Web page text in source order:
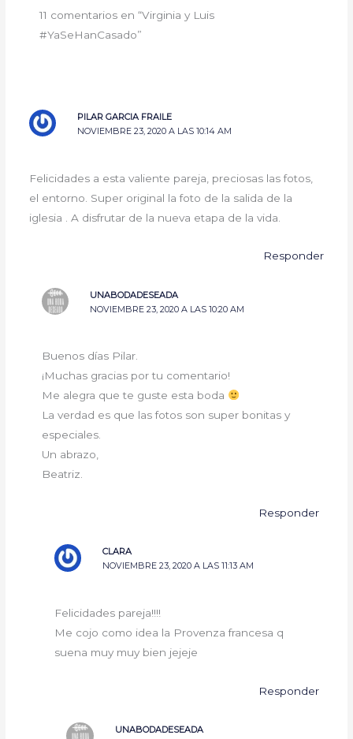
11 comentarios en “Virginia y Luis
#YaSeHanCasado”
PILAR GARCIA FRAILE
NOVIEMBRE 23, 2020 A LAS 10:14 AM
Felicidades a esta valiente pareja, preciosas las fotos,
el entorno. Super original la foto de la salida de la
iglesia . A disfrutar de la nueva etapa de la vida.
Responder
UNABODADESEADA
NOVIEMBRE 23, 2020 A LAS 10:20 AM
Buenos días Pilar.
¡Muchas gracias por tu comentario!
Me alegra que te guste esta boda
La verdad es que las fotos son super bonitas y
especiales.
Un abrazo,
Beatriz.
Responder
CLARA
NOVIEMBRE 23, 2020 A LAS 11:13 AM
Felicidades pareja!!!!
Me cojo como idea la Provenza francesa q
suena muy muy bien jejeje
Responder
UNABODADESEADA